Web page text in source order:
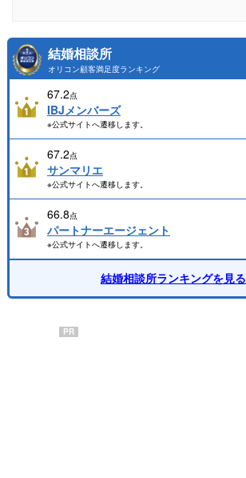
結婚相談所
オリコン顧客満足度ランキング
67.2点
IBJメンバーズ
※公式サイトへ遷移します。
67.2点
サンマリエ
※公式サイトへ遷移します。
66.8点
パートナーエージェント
※公式サイトへ遷移します。
結婚相談所ランキングを見る
PR